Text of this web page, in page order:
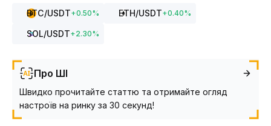
BTC/USDT+0.50% ETH/USDT+0.40%
SOL/USDT+2.30%
Про ШІ
Швидко прочитайте статтю та отримайте огляд
настроїв на ринку за 30 секунд!